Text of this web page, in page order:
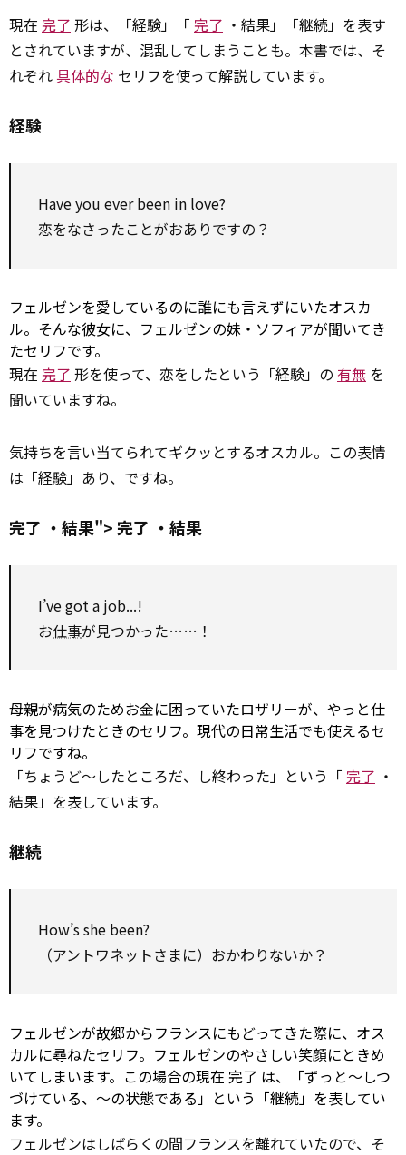
現在 完了 形は、「経験」「 完了 ・結果」「継続」を表す
とされていますが、混乱してしまうことも。本書では、そ
れぞれ 具体的な セリフを使って解説しています。
経験
Have you ever been in love?
恋をなさったことがおありですの？
フェルゼンを愛しているのに誰にも言えずにいたオスカ
ル。そんな彼女に、フェルゼンの妹・ソフィアが聞いてき
たセリフです。
現在 完了 形を使って、恋をしたという「経験」の 有無 を
聞いていますね。
気持ちを言い当てられてギクッとするオスカル。この表情
は「経験」あり、ですね。
完了 ・結果"> 完了 ・結果
I’ve got a job...!
お仕事が見つかった……！
母親が病気のためお金に困っていたロザリーが、やっと仕
事を見つけたときのセリフ。現代の日常生活でも使えるセ
リフですね。
「ちょうど～したところだ、し終わった」という「 完了 ・
結果」を表しています。
継続
How’s she been?
（アントワネットさまに）おかわりないか？
フェルゼンが故郷からフランスにもどってきた際に、オス
カルに尋ねたセリフ。フェルゼンのやさしい笑顔にときめ
いてしまいます。この場合の現在 完了 は、「ずっと～しつ
づけている、～の状態である」という「継続」を表してい
ます。
フェルゼンはしばらくの間フランスを離れていたので、そ